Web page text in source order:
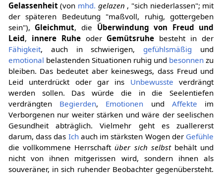
Gelassenheit(von mhd. gelazen , "sich niederlassen"; mit
der späteren Bedeutung "maßvoll, ruhig, gottergeben
sein"),Gleichmut, die Überwindung von Freud und
Leid, innere RuheoderGemütsruhe besteht in der
Fähigkeit, auch in schwierigen, gefühlsmäßig und
emotional belastenden Situationen ruhig und besonnen zu
bleiben. Das bedeutet aber keineswegs, dass Freud und
Leid unterdrückt oder gar ins Unbewusste verdrängt
werden sollen. Das würde die in die Seelentiefen
verdrängten Begierden, Emotionen und Affekte im
Verborgenen nur weiter stärken und wäre der seelischen
Gesundheit abträglich. Vielmehr geht es zuallererst
darum, dass das Ichauch im stärksten Wogen der Gefühle
die vollkommene Herrschaftüber sich selbstbehält und
nicht von ihnen mitgerissen wird, sondern ihnen als
souveräner, in sich ruhender Beobachter gegenübersteht.